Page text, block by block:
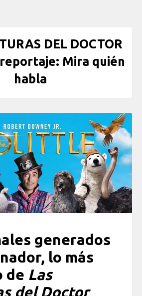
DEL DOCTOR
Mira quién
habla
generados
lo más
de Las
del Doctor